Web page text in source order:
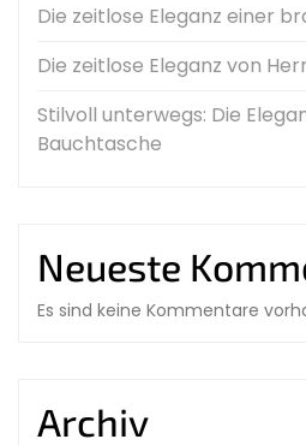
Die zeitlose Eleganz einer
Die zeitlose Eleganz von
Stilvoll unterwegs: Die
Bauchtasche
Neueste
Es sind keine Kommentare
Archiv